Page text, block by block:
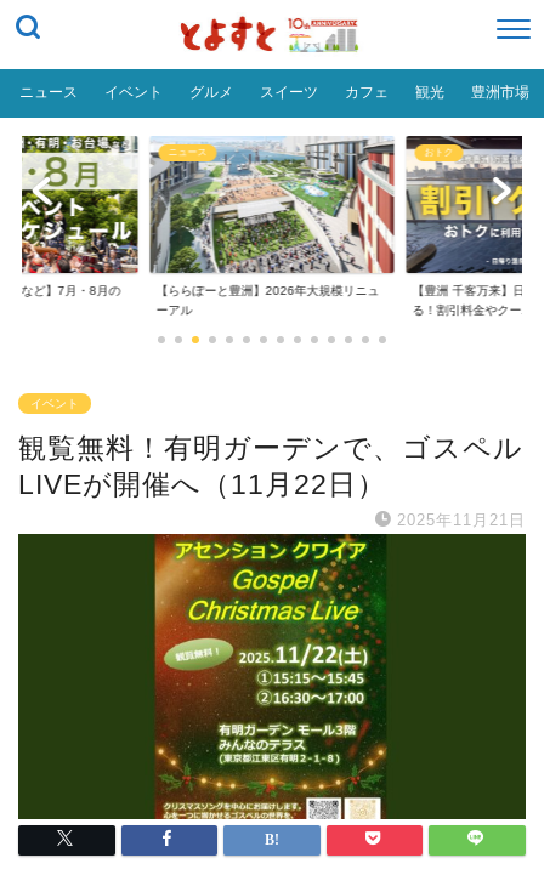
ニュース イベント グルメ スイーツ カフェ 観光 豊洲市場
場など】7月・8月の
ニュース
【ららぽーと豊洲】2026年大規模リニュ
ーアル
おトク
【豊洲 千客万来】日帰
る！割引料金やクーポ...
イベント
観覧無料！有明ガーデンで、ゴスペル
LIVEが開催へ（11月22日）
2025年11月21日